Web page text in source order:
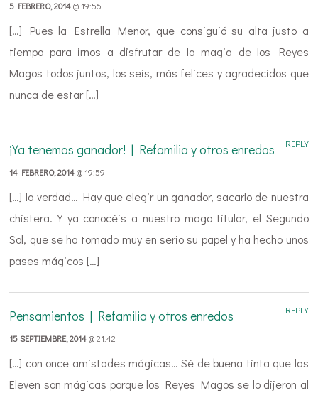
5 FEBRERO, 2014@ 19:56
[…] Pues la Estrella Menor, que consiguió su alta justo a
tiempo para irnos a disfrutar de la magia de los Reyes
Magos todos juntos, los seis, más felices y agradecidos que
nunca de estar […]
¡Ya tenemos ganador! | Refamilia y otros enredos
14 FEBRERO, 2014@ 19:59
[…] la verdad… Hay que elegir un ganador, sacarlo de nuestra
chistera. Y ya conocéis a nuestro mago titular, el Segundo
Sol, que se ha tomado muy en serio su papel y ha hecho unos
pases mágicos […]
REPLY
Pensamientos | Refamilia y otros enredos
15 SEPTIEMBRE, 2014@ 21:42
[…] con once amistades mágicas… Sé de buena tinta que las
Eleven son mágicas porque los Reyes Magos se lo dijeron al
REPLY